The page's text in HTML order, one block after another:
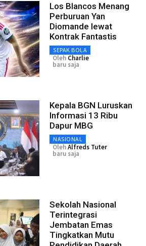
Los Blancos Menang
Perburuan Yan
Diomande lewat
Kontrak Fantastis
SEPAK BOLA
Oleh Charlie
baru saja
Kepala BGN Luruskan
Informasi 13 Ribu
Dapur MBG
NASIONAL
OlehAlfreds Tuter
baru saja
Sekolah Nasional
Terintegrasi
Jembatan Emas
Tingkatkan Mutu